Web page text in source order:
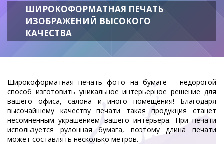
ШИРОКОФОРМАТНАЯ ПЕЧАТЬ
ИЗОБРАЖЕНИЙ ВЫСОКОГО
КАЧЕСТВА
Широкоформатная печать фото на бумаге – недорогой
способ изготовить уникальное интерьерное решение для
вашего офиса, салона и иного помещения! Благодаря
высочайшему качеству печати такая продукция станет
несомненным украшением вашего интерьера. При печати
используется рулонная бумага, поэтому длина печати
может составлять несколько метров.